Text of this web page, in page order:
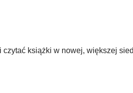
książki w nowej, większej